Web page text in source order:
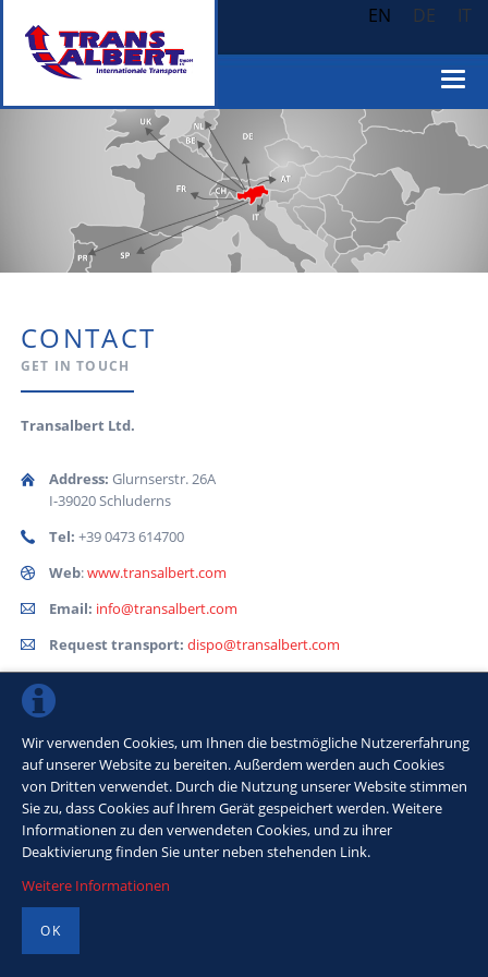
EN DE IT
CONTACT
GET IN TOUCH
Transalbert Ltd.
Address: Glurnserstr. 26A
I-39020 Schluderns
Tel: +39 0473 614700
Web:www.transalbert.com
Email: info@transalbert.com
Request transport: dispo@transalbert.com
VAT number:
Wir verwenden Cookies, um Ihnen die bestmögliche Nutzererfahrung
auf unserer Website zu bereiten. Außerdem werden auch Cookies
von Dritten verwendet. Durch die Nutzung unserer Website stimmen
Sie zu, dass Cookies auf Ihrem Gerät gespeichert werden. Weitere
Informationen zu den verwendeten Cookies, und zu ihrer
Deaktivierung finden Sie unter neben stehenden Link.
Weitere Informationen
OK
© 2015 TransAlbert Ltd | VAT number 01550260218 |Imprint|Privacy